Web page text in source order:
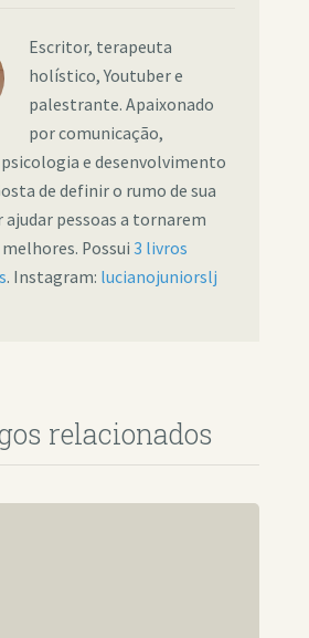
Escritor, terapeuta
holístico, Youtuber e
palestrante. Apaixonado
por comunicação,
e desenvolvimento
de definir o rumo de sua
ajudar pessoas a tornarem
melhores. Possui 3 livros
. Instagram: lucianojuniorslj
relacionados